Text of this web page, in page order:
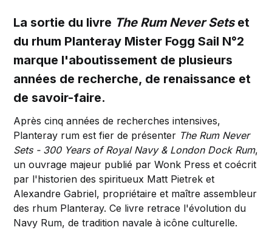
La sortie du livre The Rum Never Setset
du rhum Planteray Mister Fogg Sail N°2
marque l'aboutissement de plusieurs
années de recherche, de renaissance et
de savoir-faire.
Après cinq années de recherches intensives,
Planteray rum est fier de présenter The Rum Never
Sets - 300 Years of Royal Navy & London Dock Rum,
un ouvrage majeur publié par Wonk Press et coécrit
par l'historien des spiritueux Matt Pietrek et
Alexandre Gabriel, propriétaire et maître assembleur
des rhum Planteray. Ce livre retrace l'évolution du
Navy Rum, de tradition navale à icône culturelle.